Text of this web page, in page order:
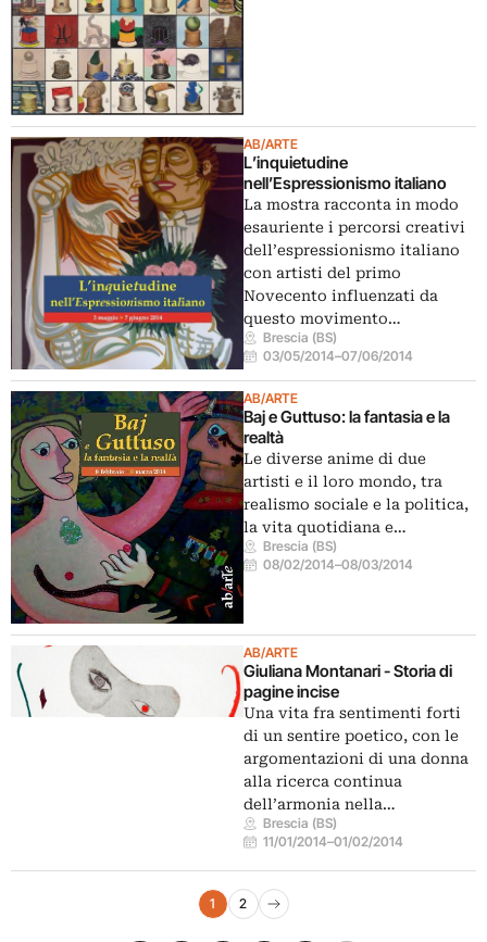
AB/ARTE
L’inquietudine
nell’Espressionismo italiano
La mostra racconta in modo
esauriente i percorsi creativi
dell’espressionismo italiano
con artisti del primo
Novecento influenzati da
questo movimento…
Brescia (BS)
03/05/2014–07/06/2014
AB/ARTE
Baj e Guttuso: la fantasia e la
realtà
Le diverse anime di due
artisti e il loro mondo, tra
realismo sociale e la politica,
la vita quotidiana e…
Brescia (BS)
08/02/2014–08/03/2014
AB/ARTE
Giuliana Montanari - Storia di
pagine incise
Una vita fra sentimenti forti
di un sentire poetico, con le
argomentazioni di una donna
alla ricerca continua
dell’armonia nella…
Brescia (BS)
11/01/2014–01/02/2014
Navigazione eventi1 2
Pagina successiva